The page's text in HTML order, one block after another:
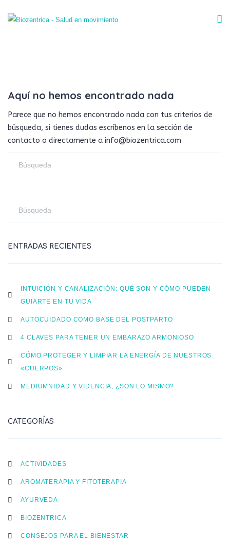
Aquí no hemos encontrado nada
Parece que no hemos encontrado nada con tus criterios de
búsqueda, si tienes dudas escríbenos en la sección de
contacto o directamente a info@biozentrica.com
ENTRADAS RECIENTES
INTUICIÓN Y CANALIZACIÓN: QUÉ SON Y CÓMO PUEDEN
GUIARTE EN TU VIDA
AUTOCUIDADO COMO BASE DEL POSTPARTO
4 CLAVES PARA TENER UN EMBARAZO ARMONIOSO
CÓMO PROTEGER Y LIMPIAR LA ENERGÍA DE NUESTROS
«CUERPOS»
MEDIUMNIDAD Y VIDENCIA, ¿SON LO MISMO?
CATEGORÍAS
ACTIVIDADES
AROMATERAPIA Y FITOTERAPIA
AYURVEDA
BIOZENTRICA
CONSEJOS PARA EL BIENESTAR